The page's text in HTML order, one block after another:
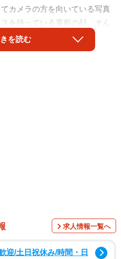
カメラの方を向いている写真
を待っている直前の顔。そん
をしたい！」という方からの
を読む
求人情報一覧へ
迎/土日祝休み/時間・日